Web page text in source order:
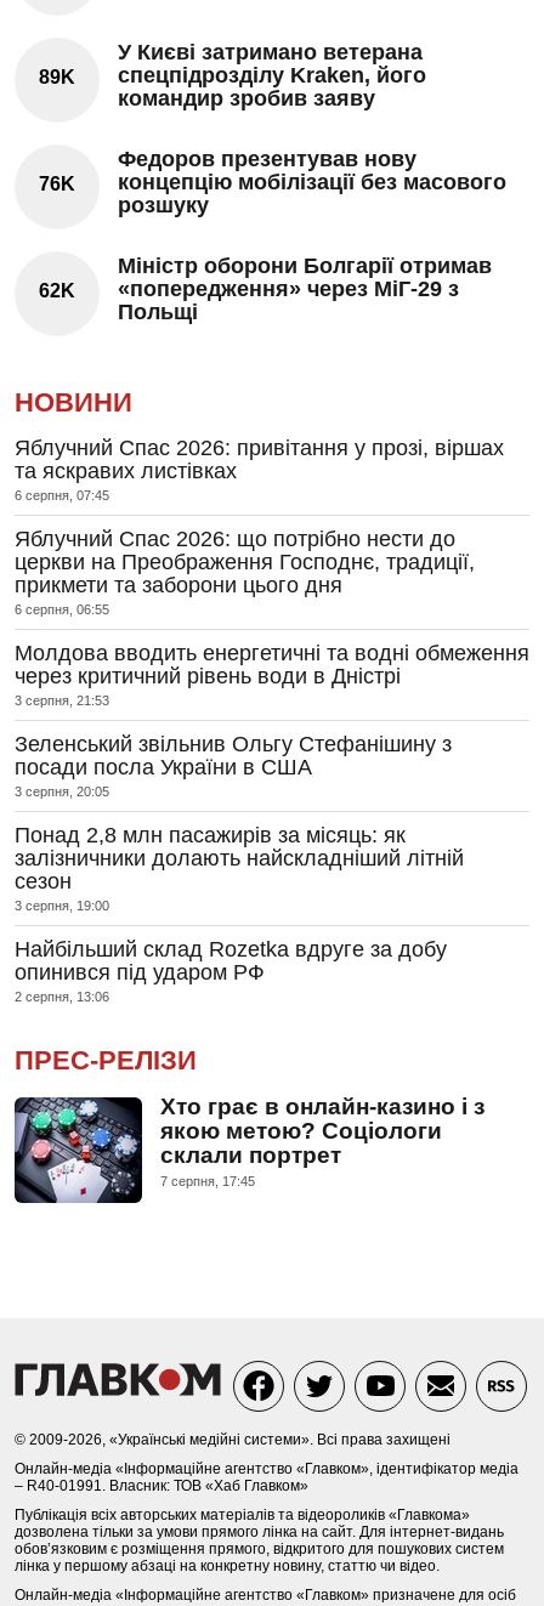
89K
У Києві затримано ветерана
спецпідрозділу Kraken, його
командир зробив заяву
76K
Федоров презентував нову
концепцію мобілізації без масового
розшуку
62K
Міністр оборони Болгарії отримав
«попередження» через МіГ-29 з
Польщі
НОВИНИ
Яблучний Спас 2026: привітання у прозі, віршах
та яскравих листівках
6 серпня, 07:45
Яблучний Спас 2026: що потрібно нести до
церкви на Преображення Господнє, традиції,
прикмети та заборони цього дня
6 серпня, 06:55
Молдова вводить енергетичні та водні обмеження
через критичний рівень води в Дністрі
3 серпня, 21:53
Зеленський звільнив Ольгу Стефанішину з
посади посла України в США
3 серпня, 20:05
Понад 2,8 млн пасажирів за місяць: як
залізничники долають найскладніший літній
сезон
3 серпня, 19:00
Найбільший склад Rozetka вдруге за добу
опинився під ударом РФ
2 серпня, 13:06
ПРЕС-РЕЛІЗИ
Хто грає в онлайн-казино і з
якою метою? Соціологи
склали портрет
7 серпня, 17:45
© 2009-2026, «Українські медійні системи». Всі права захищені
Онлайн-медіа «Інформаційне агентство «Главком», ідентифікатор медіа
– R40-01991. Власник: ТОВ «Хаб Главком»
Публікація всіх авторських матеріалів та відеороликів «Главкома»
дозволена тільки за умови прямого лінка на сайт. Для інтернет-видань
обов’язковим є розміщення прямого, відкритого для пошукових систем
лінка у першому абзаці на конкретну новину, статтю чи відео.
Онлайн-медіа «Інформаційне агентство «Главком» призначене для осіб